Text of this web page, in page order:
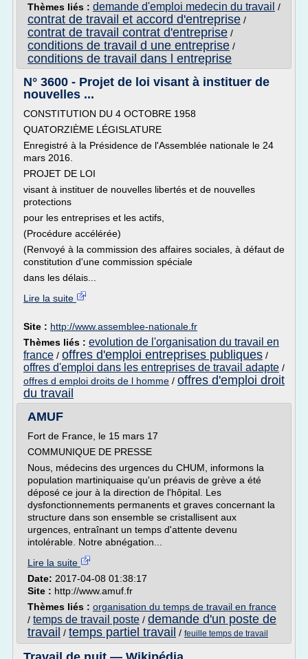
Thèmes liés : demande d'emploi medecin du travail /
contrat de travail et accord d'entreprise /
contrat de travail contrat d'entreprise /
conditions de travail d une entreprise /
conditions de travail dans l entreprise
N° 3600 - Projet de loi visant à instituer de
nouvelles ...
CONSTITUTION DU 4 OCTOBRE 1958
QUATORZIÈME LÉGISLATURE
Enregistré à la Présidence de l'Assemblée nationale le 24
mars 2016.
PROJET DE LOI
visant à instituer de nouvelles libertés et de nouvelles
protections
pour les entreprises et les actifs,
(Procédure accélérée)
(Renvoyé à la commission des affaires sociales, à défaut de
constitution d'une commission spéciale
dans les délais...
Lire la suite
Site : http://www.assemblee-nationale.fr
Thèmes liés : evolution de l'organisation du travail en
france / offres d'emploi entreprises publiques /
offres d'emploi dans les entreprises de travail adapte /
offres d emploi droits de l homme / offres d'emploi droit
du travail
AMUF
Fort de France, le 15 mars 17
COMMUNIQUE DE PRESSE
Nous, médecins des urgences du CHUM, informons la
population martiniquaise qu'un préavis de grève a été
déposé ce jour à la direction de l'hôpital. Les
dysfonctionnements permanents et graves concernant la
structure dans son ensemble se cristallisent aux
urgences, entraînant un temps d'attente devenu
intolérable. Notre abnégation...
Lire la suite
Date: 2017-04-08 01:38:17
Site : http://www.amuf.fr
Thèmes liés : organisation du temps de travail en france
/ temps de travail poste / demande d'un poste de
travail / temps partiel travail / feuille temps de travail